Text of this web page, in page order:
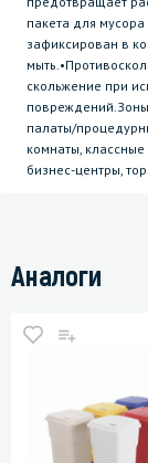
пакета для
зафиксирован в
скольжение при
палаты/
комнаты,
бизнес-центры,
Аналоги